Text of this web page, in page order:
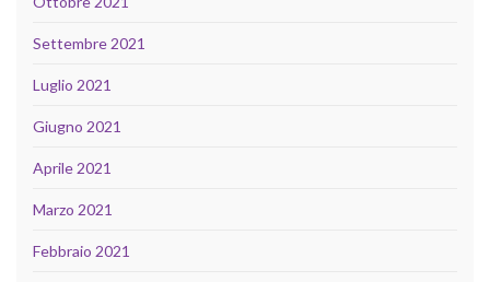
Settembre 2021
Luglio 2021
Giugno 2021
Aprile 2021
Marzo 2021
Febbraio 2021